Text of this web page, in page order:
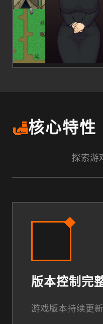
🛃核心特性
探索游
版本控制完
游戏版本持续更